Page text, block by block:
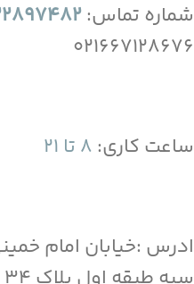
شماره تماس:
021667128676
ساعت کاری: 8 تا 21
ادرس :خیابان امام